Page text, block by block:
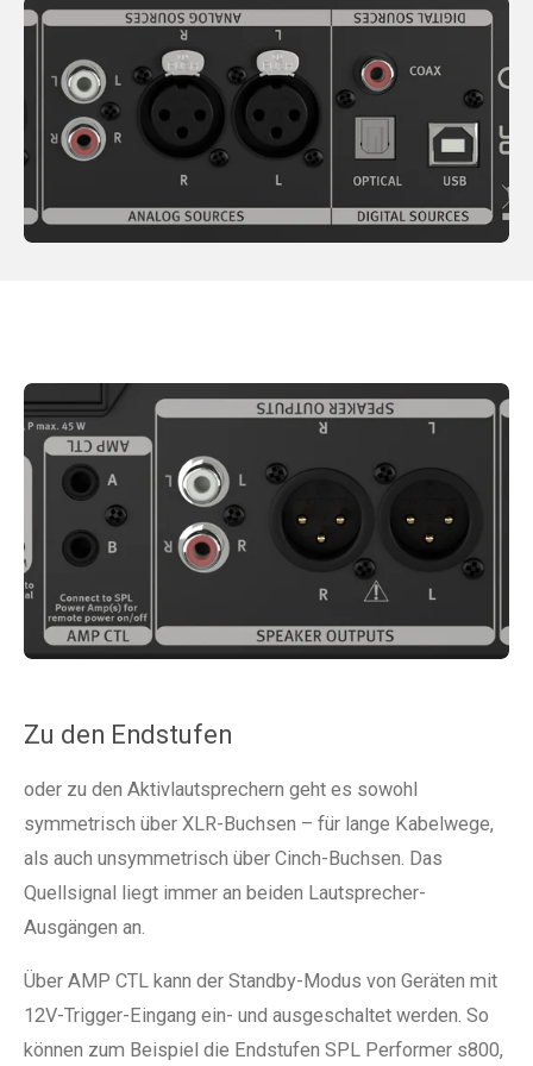
Zu den Endstufen
oder zu den Aktivlautsprechern geht es sowohl
symmetrisch über XLR-Buchsen – für lange Kabelwege,
als auch unsymmetrisch über Cinch-Buchsen. Das
Quellsignal liegt immer an beiden Lautsprecher-
Ausgängen an.
Über AMP CTL kann der Standby-Modus von Geräten mit
12V-Trigger-Eingang ein- und ausgeschaltet werden. So
können zum Beispiel die Endstufen SPL Performer s800,